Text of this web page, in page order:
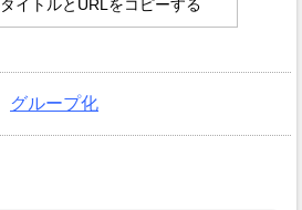
イトルとURLをコピーする
グループ化